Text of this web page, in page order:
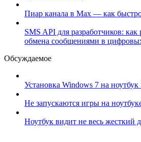
Пиар канала в Max — как
SMS API для разработчиков: как
обмена сообщениями в
Обсуждаемое
Установка Windows 7 на ноутбук
Не запускаются игры на
Ноутбук видит не весь жесткий